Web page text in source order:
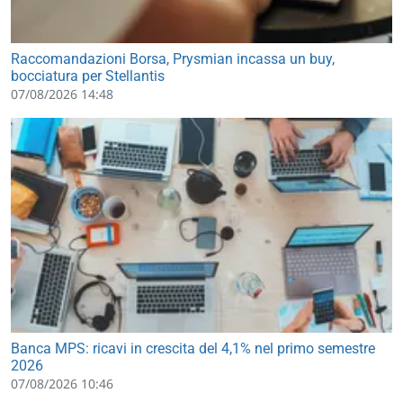
Raccomandazioni Borsa, Prysmian incassa un buy,
bocciatura per Stellantis
07/08/2026 14:48
Banca MPS: ricavi in crescita del 4,1% nel primo semestre
2026
07/08/2026 10:46